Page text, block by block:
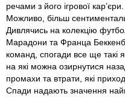
речами з його ігрової
Можливо, більш
Дивлячись на колекцію
Марадони та Франца
команд, спогади все ще такі
на які можна озирнутися
промахи та втрати, які
Спади надають значення